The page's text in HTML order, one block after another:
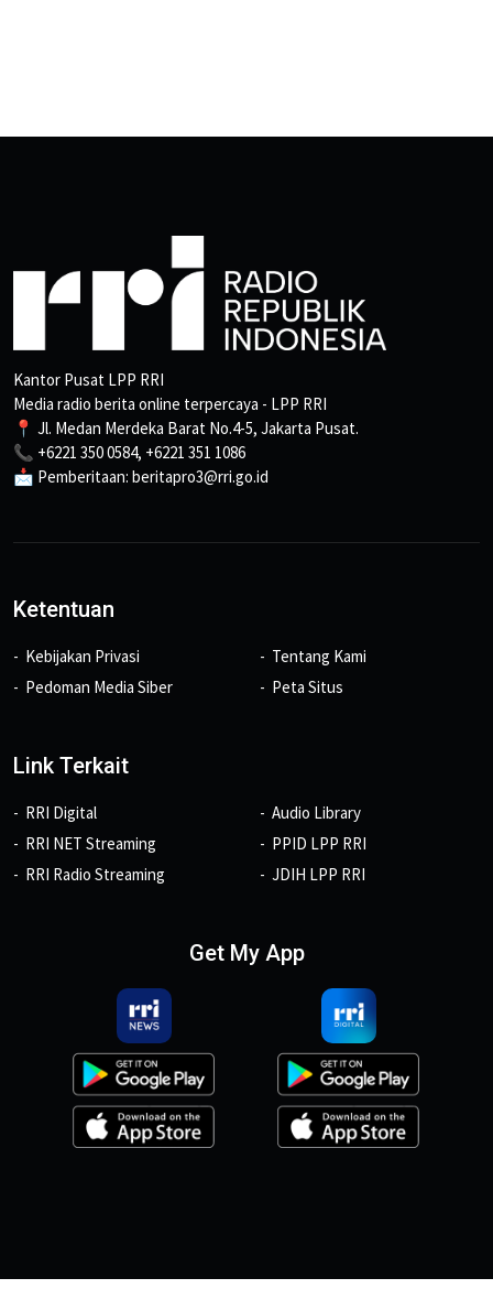
Kantor Pusat LPP RRI
Media radio berita online terpercaya - LPP RRI
📍 Jl. Medan Merdeka Barat No.4-5, Jakarta Pusat.
📞 +6221 350 0584, +6221 351 1086
📩 Pemberitaan: beritapro3@rri.go.id
Ketentuan
Kebijakan Privasi
Pedoman Media Siber
Tentang Kami
Peta Situs
Link Terkait
RRI Digital
RRI NET Streaming
RRI Radio Streaming
Audio Library
PPID LPP RRI
JDIH LPP RRI
Get My App